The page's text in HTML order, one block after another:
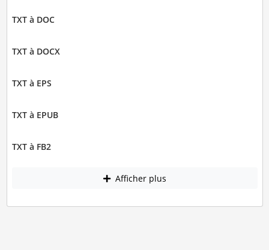
TXT à DOC
TXT à DOCX
TXT à EPS
TXT à EPUB
TXT à FB2
Afficher plus